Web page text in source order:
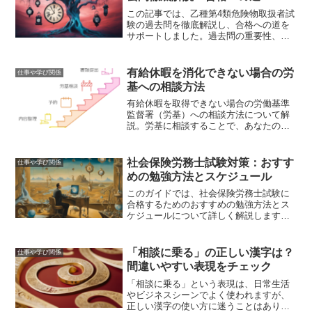
この記事では、乙種第4類危険物取扱者試
験の過去問を徹底解説し、合格への道を
サポートしました。過去問の重要性、入
解説することで、試験対策を効果的に進
めるための具体的な方法を提供しまし
た。
仕事や学び関係
有給休暇を消化できない場合の労
基への相談方法
有給休暇を取得できない場合の労働基準
監督署（労基）への相談方法について解
説。労基に相談することで、あなたの権
仕事や学び関係
社会保険労務士試験対策：おすす
めの勉強方法とスケジュール
このガイドでは、社会保険労務士試験に
合格するためのおすすめの勉強方法とス
ケジュールについて詳しく解説します。
信講座のメリットとデメリット、モチベ
ーションの維持方法、試験直前の対策と
注意点など、具体的なアプローチを紹介
します。
仕事や学び関係
「相談に乗る」の正しい漢字は？
間違いやすい表現をチェック
「相談に乗る」という表現は、日常生活
やビジネスシーンでよく使われますが、
正しい漢字の使い方に迷うことはありま